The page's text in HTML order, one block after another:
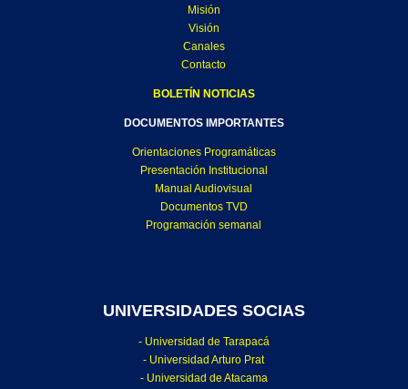
Misión
Visión
Canales
Contacto
BOLETÍN NOTICIAS
DOCUMENTOS IMPORTANTES
Orientaciones Programáticas
Presentación Institucional
Manual Audiovisual
Documentos TVD
Programación semanal
UNIVERSIDADES SOCIAS
- Universidad de Tarapacá
- Universidad Arturo Prat
- Universidad de Atacama